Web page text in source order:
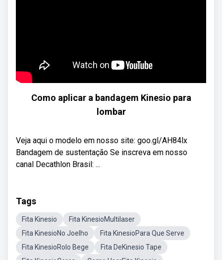
Como aplicar a bandagem Kinesio para
lombar
Veja aqui o modelo em nosso site: goo.gl/AH84lx
Bandagem de sustentação Se inscreva em nosso
canal Decathlon Brasil: ...
Tags
Fita Kinesio
Fita KinesioMultilaser
Fita KinesioNo Joelho
Fita KinesioPara Que Serve
Fita KinesioRolo Bege
Fita DeKinesio Tape